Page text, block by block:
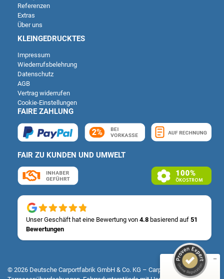
Referenzen
Extras
Über uns
KLEINGEDRUCKTES
Impressum
Wiederrufsbelehrung
Datenschutz
AGB
Vertrag widerrufen
Cookie-Einstellungen
FAIRE ZAHLUNG
FAIR ZU KUNDEN UND UMWELT
Unser Geschäft hat eine Bewertung von 4.8 basierend auf 51
Bewertungen
© 2026 Deutsche Carportfabrik GmbH & Co. KG – Carports, Fertiggaragen,
100
%
Empfehlungen auf
ProvenExpert.com
SEHR GUT
14
51